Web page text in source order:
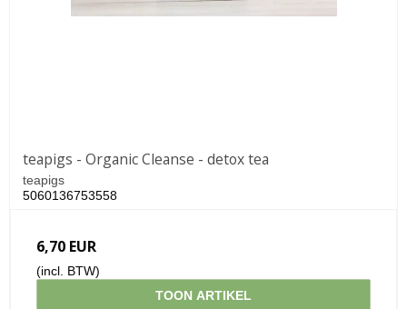
teapigs - Organic Cleanse - detox tea
teapigs
5060136753558
6,70 EUR
(incl. BTW)
TOON ARTIKEL